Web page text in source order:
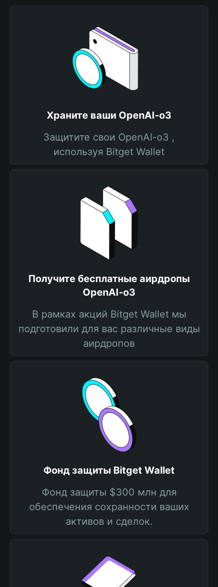
Храните ваши OpenAI-o3
Защитите свои OpenAI-o3 ,
используя Bitget Wallet
Получите бесплатные аирдропы
OpenAI-o3
В рамках акций Bitget Wallet мы
подготовили для вас различные виды
аирдропов
Фонд защиты Bitget Wallet
Фонд защиты $300 млн для
обеспечения сохранности ваших
активов и сделок.